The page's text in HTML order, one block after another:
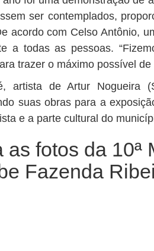
ser contemplados,
acordo com Celso Antônio,
a todas as pessoas.
trazer o máximo possível de
artista de Artur Nogueira
suas obras para a
e a parte cultural do
as fotos da 10ª
Fazenda